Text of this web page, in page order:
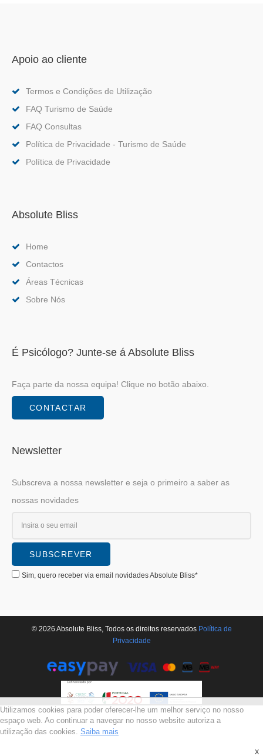
Apoio ao cliente
Termos e Condições de Utilização
FAQ Turismo de Saúde
FAQ Consultas
Política de Privacidade - Turismo de Saúde
Política de Privacidade
Absolute Bliss
Home
Contactos
Áreas Técnicas
Sobre Nós
É Psicólogo? Junte-se á Absolute Bliss
Faça parte da nossa equipa! Clique no botão abaixo.
CONTACTAR
Newsletter
Subscreva a nossa newsletter e seja o primeiro a saber as
nossas novidades
Sim, quero receber via email novidades Absolute Bliss*
© 2026 Absolute Bliss, Todos os direitos reservados Polí­tica de
Privacidade
Utilizamos cookies para poder oferecer-lhe um melhor serviço no nosso
espaço web. Ao continuar a navegar no nosso website autoriza a
utilização das cookies. Saiba mais
X